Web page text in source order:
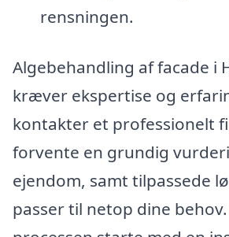
rensningen.
Algebehandling af facade i
kræver ekspertise og
kontakter et professionelt
forvente en grundig
ejendom, samt tilpassede
passer til netop dine